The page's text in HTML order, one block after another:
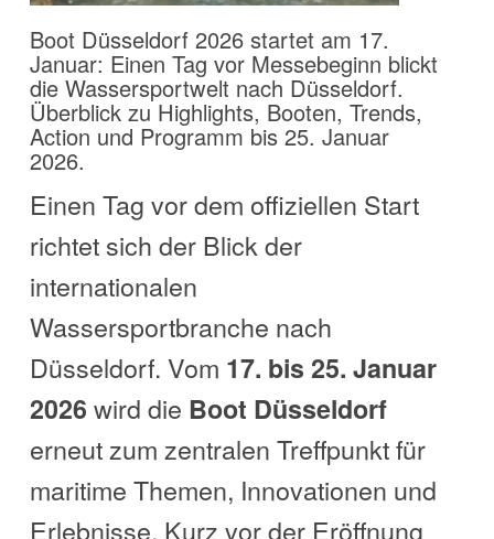
Boot Düsseldorf 2026 startet am 17.
Januar: Einen Tag vor Messebeginn blickt
die Wassersportwelt nach Düsseldorf.
Überblick zu Highlights, Booten, Trends,
Action und Programm bis 25. Januar
2026.
Einen Tag vor dem offiziellen Start
richtet sich der Blick der
internationalen
Wassersportbranche nach
Düsseldorf. Vom 17. bis 25. Januar
2026 wird die Boot Düsseldorf
erneut zum zentralen Treffpunkt für
maritime Themen, Innovationen und
Erlebnisse. Kurz vor der Eröffnung